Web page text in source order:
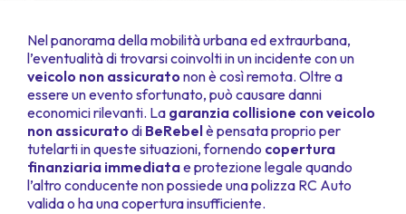
Nel panorama della mobilità urbana ed extraurbana,
l’eventualità di trovarsi coinvolti in un incidente con un
veicolo non assicurato non è così remota. Oltre a
essere un evento sfortunato, può causare danni
economici rilevanti. La garanzia collisione con veicolo
non assicurato di BeRebelè pensata proprio per
tutelarti in queste situazioni, fornendo copertura
finanziaria immediatae protezione legale quando
l’altro conducente non possiede una polizza RC Auto
valida o ha una copertura insufficiente.